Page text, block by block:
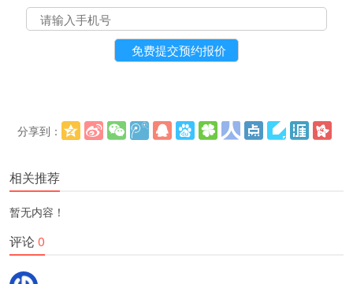
分享到：
相关推荐
暂无内容！
评论0